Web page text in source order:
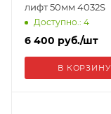
лифт 50мм 4032S
Доступно.: 4
6 400 руб./шт
В КОРЗИНУ